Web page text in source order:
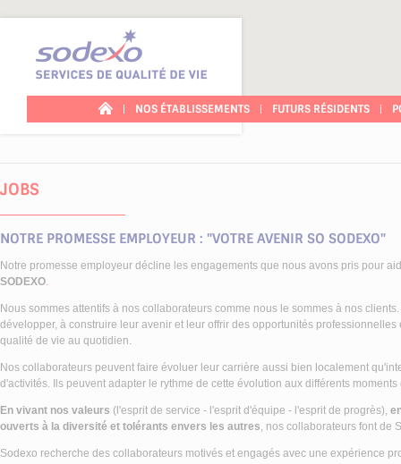
NOS ÉTABLISSEMENTS FUTURS RÉSIDENTS
JOBS
NOTRE PROMESSE EMPLOYEUR : "VOTRE AVENIR SO SODEXO"
Notre promesse employeur décline les engagements que nous avons pris pour
SODEXO
Nous sommes attentifs à nos collaborateurs comme nous le sommes à nos
développer, à construire leur avenir et leur offrir des opportunités
qualité de vie au quotidien.
Nos collaborateurs peuvent faire évoluer leur carrière aussi bien localement
d'activités. Ils peuvent adapter le rythme de cette évolution aux différents moments
En vivant nos valeurs (l'esprit de service - l'esprit d'équipe - l'esprit de progrès),
ouverts à la diversité et tolérants envers les autres , nos collaborateurs font de
Sodexo recherche des collaborateurs motivés et engagés avec une expérience
AKTIV PLUS
Centre Barblé
203, route d'Arlon
EN SAVOIR PLUS